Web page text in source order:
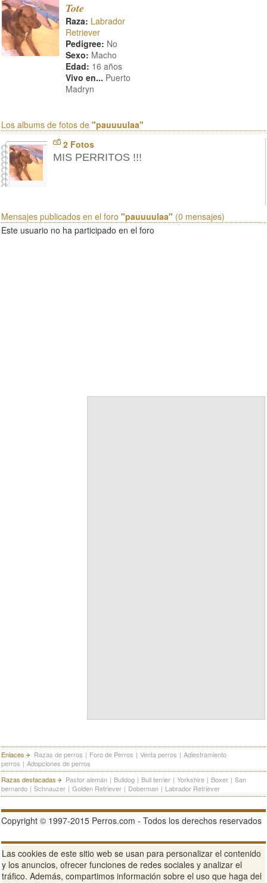
Tote
Raza: Labrador
Retriever
Pedigree: No
Sexo: Macho
Edad: 16 años
Vivo en... Puerto
Madryn
Los albums de fotos de "pauuuulaa"
2 Fotos
MIS PERRITOS !!!
Mensajes publicados en el foro "pauuuulaa" (0 mensajes)
Este usuario no ha participado en el foro
Enlaces Razas de perros | Foro de Perros | Venta perros | Adiestramiento
perros | Adopciones de perros
Razas destacadas
Pastor alemán | Bulldog | Bull terrier | Yorkshire | Boxer | San
bernardo | Schnauzer | Golden Retriever | Doberman | Labrador Retriever
Copyright © 1997-2015 Perros.com - Todos los derechos reservados
Publicidad en Perros.com | Contacte | Aviso Legal Política de
privacidad | Condiciones de uso
Las cookies de este sitio web se usan para personalizar el contenido
y los anuncios, ofrecer funciones de redes sociales y analizar el
tráfico. Además, compartimos información sobre el uso que haga del